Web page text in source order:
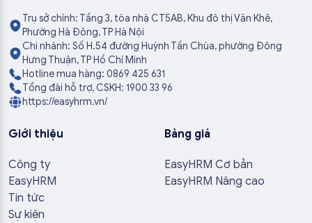
Trụ sở chính: Tầng 3, tòa nhà CT5AB, Khu đô thị Văn Khê,
Phường Hà Đông, TP Hà Nội
Chi nhánh: Số H.54 đường Huỳnh Tấn Chùa, phường Đông
Hưng Thuận, TP Hồ Chí Minh
Hotline mua hàng: 0869 425 631
Tổng đài hỗ trợ, CSKH: 1900 33 96
https://easyhrm.vn/
Giới thiệu
Công ty
EasyHRM
Tin tức
Sự kiện
Bảng giá
EasyHRM Cơ bản
EasyHRM Nâng cao